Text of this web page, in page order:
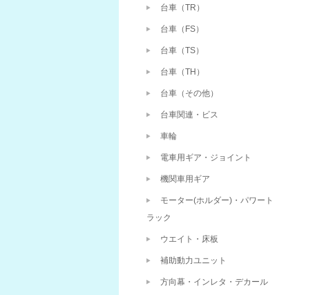
台車（TR）
台車（FS）
台車（TS）
台車（TH）
台車（その他）
台車関連・ビス
車輪
電車用ギア・ジョイント
機関車用ギア
モーター(ホルダー)・パワート
ラック
ウエイト・床板
補助動力ユニット
方向幕・インレタ・デカール